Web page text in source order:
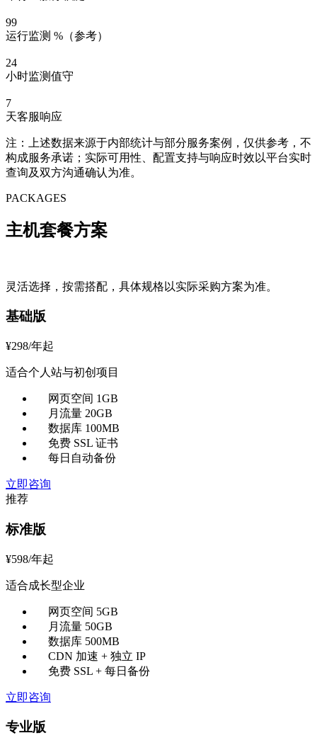
99
运行监测 %（参考）
24
小时监测值守
7
天客服响应
注：上述数据来源于内部统计与部分服务案例，仅供参考，不
构成服务承诺；实际可用性、配置支持与响应时效以平台实时
查询及双方沟通确认为准。
PACKAGES
主机套餐方案
灵活选择，按需搭配，具体规格以实际采购方案为准。
基础版
¥298/年起
适合个人站与初创项目
网页空间 1GB
月流量 20GB
数据库 100MB
免费 SSL 证书
每日自动备份
立即咨询
推荐
标准版
¥598/年起
适合成长型企业
网页空间 5GB
月流量 50GB
数据库 500MB
CDN 加速 + 独立 IP
免费 SSL + 每日备份
立即咨询
专业版